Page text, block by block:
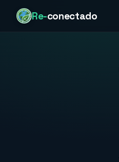
Re-conectado